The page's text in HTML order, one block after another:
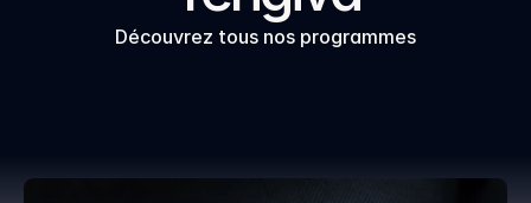
Découvrez tous nos programmes